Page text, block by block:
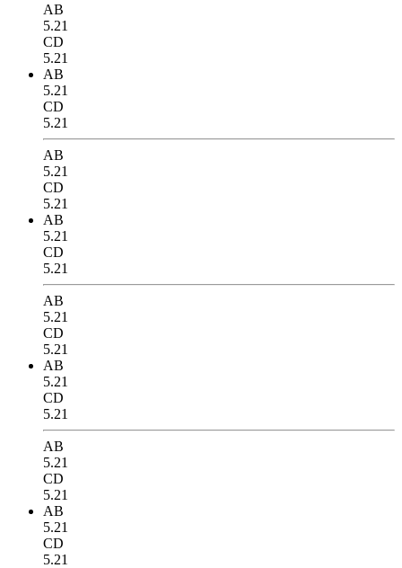
AB
5.21
CD
5.21
AB
5.21
CD
5.21
AB
5.21
CD
5.21
AB
5.21
CD
5.21
AB
5.21
CD
5.21
AB
5.21
CD
5.21
AB
5.21
CD
5.21
AB
5.21
CD
5.21